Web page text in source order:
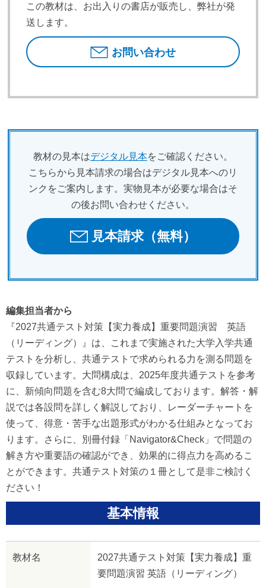
この教材は、お出入りの書店が販売し、弊社が発
送します。
お問い合わせ
教材の見本はデジタル見本をご確認ください。
こちらから見本請求の場合はデジタル見本へのリ
ンクをご案内します。実物見本が必要な場合はそ
の後お問い合わせください。
見本請求（無料）
編集担当者から
『2027共通テスト対策【実力養成】重要問題演習 英語
（リーディング）』は、これまで実施された大学入学共通
テストを分析し、共通テストで求められる力を測る問題を
収録しています。大問構成は、2025年度共通テストを参考
に、新傾向問題を含む8大問で編成しております。解答・解
説では各設問を詳しく解説しており、レーダーチャートを
使って、得意・苦手な出題形式がわかる仕組みとなってお
ります。さらに、別冊付録「Navigator&Check」で問題の
解き方や重要語の確認ができ、効果的に得点力を高めるこ
とができます。共通テスト対策の１冊として是非ご検討く
ださい！
基本情報
教材名
2027共通テスト対策【実力養成】重
要問題演習 英語（リーディング）